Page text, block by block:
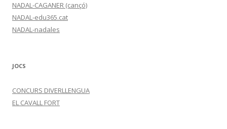
NADAL-CAGANER (cançó)
NADAL-edu365.cat
NADAL-nadales
JOCS
CONCURS DIVERLLENGUA
EL CAVALL FORT